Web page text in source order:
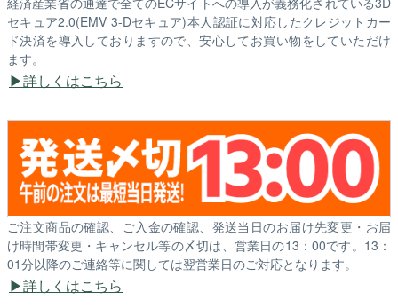
セキュア2.0(EMV 3-Dセキュア)本人認証に対応したクレジットカー
ド決済を導入しておりますので、安心してお買い物をしていただけ
ます。
詳しくはこちら
ご注文商品の確認、ご入金の確認、発送当日のお届け先変更・お届
け時間帯変更・キャンセル等の〆切は、営業日の13：00です。13：
01分以降のご連絡等に関しては翌営業日のご対応となります。
詳しくはこちら